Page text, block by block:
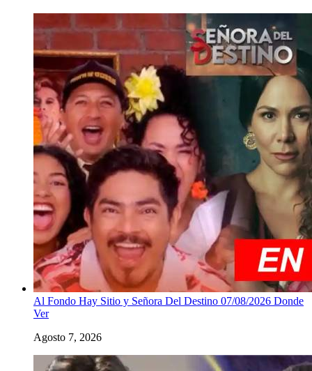
Al Fondo Hay Sitio y Señora Del Destino 07/08/2026 Donde
Ver
Agosto 7, 2026